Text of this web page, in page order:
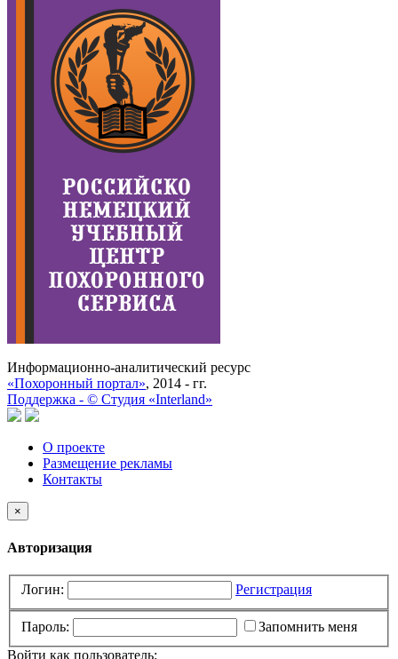
Информационно-аналитический ресурс
«Похоронный портал», 2014 - гг.
Поддержка - © Cтудия «Interland»
О проекте
Размещение рекламы
Контакты
×
Авторизация
Логин: Регистрация
Пароль:
Запомнить меня
Войти как пользователь: